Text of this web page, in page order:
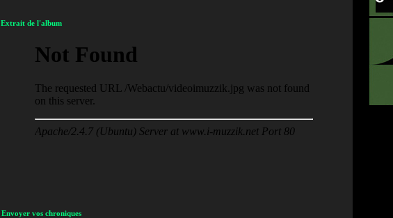
Extrait de l'album
Envoyer vos chroniques